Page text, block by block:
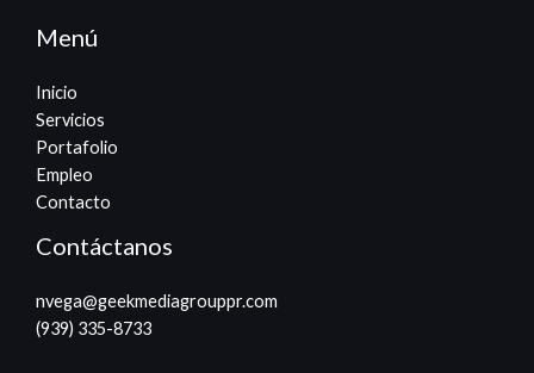
Menú
Inicio
Servicios
Portafolio
Empleo
Contacto
Contáctanos
nvega@geekmediagrouppr.com​
(939) 335-8733